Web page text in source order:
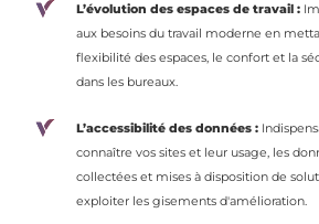
L’évolution des espaces de travail :
aux besoins du travail moderne en
flexibilité des espaces, le confort et la
dans les bureaux.
L’accessibilité des données :
connaître vos sites et leur usage, les
collectées et mises à disposition de
exploiter les gisements d'amélioration.